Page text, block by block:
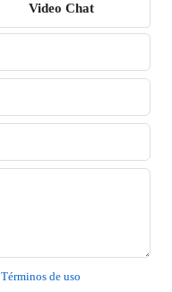
Video Chat
Términos de uso